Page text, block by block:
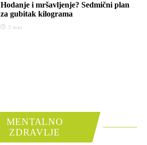
Hodanje i mršavljenje? Sedmični plan
za gubitak kilograma
3 min
MENTALNO
ZDRAVLJE